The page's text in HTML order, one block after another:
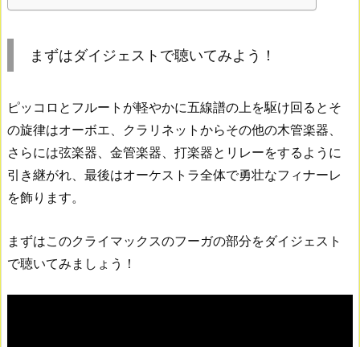
まずはダイジェストで聴いてみよう！
ピッコロとフルートが軽やかに五線譜の上を駆け回るとそ
の旋律はオーボエ、クラリネットからその他の木管楽器、
さらには弦楽器、金管楽器、打楽器とリレーをするように
引き継がれ、最後はオーケストラ全体で勇壮なフィナーレ
を飾ります。
まずはこのクライマックスのフーガの部分をダイジェスト
で聴いてみましょう！